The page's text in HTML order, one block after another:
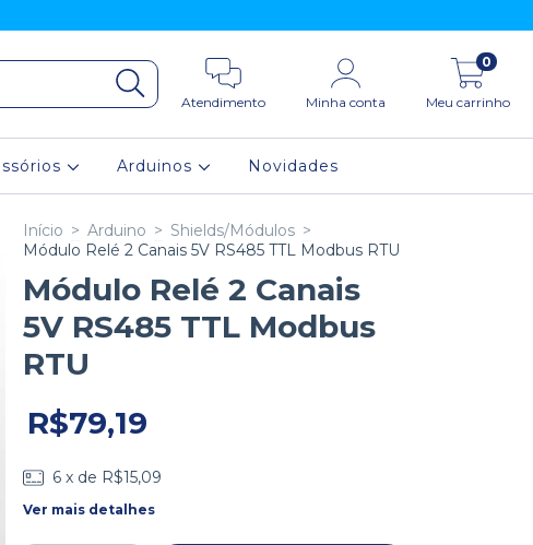
Atendimento Minha conta Meu carrinho
0
Arduinos Novidades
Início > Arduino > Shields/Módulos >
Módulo Relé 2 Canais 5V RS485 TTL Modbus RTU
Módulo Relé 2 Canais
5V RS485 TTL Modbus
RTU
R$79,19
6 x de R$15,09
Ver mais detalhes